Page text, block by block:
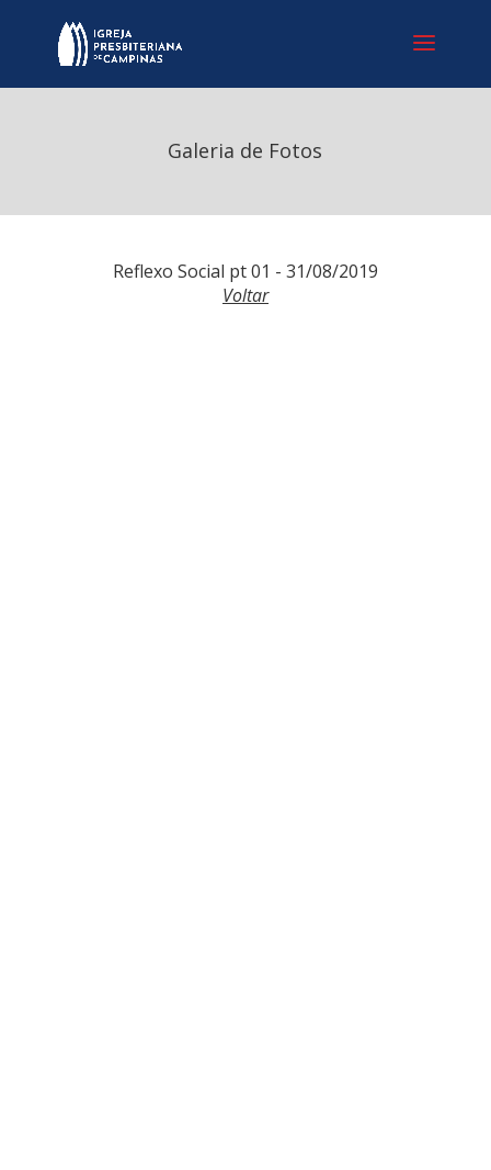
Galeria de Fotos
Reflexo Social pt 01 - 31/08/2019
Voltar